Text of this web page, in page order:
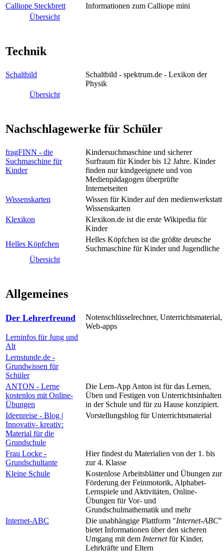
Calliope Steckbrett
Informationen zum Calliope mini
Übersicht
Technik
Schaltbild
Schaltbild - spektrum.de - Lexikon der
Physik
Übersicht
Nachschlagewerke für Schüler
fragFINN - die
Suchmaschine für
Kinder
Kindersuchmaschine und sicherer
Surfraum für Kinder bis 12 Jahre. Kinder
finden nur kindgeeignete und von
Medienpädagogen überprüfte
Internetseiten
Wissenskarten
Wissen für Kinder auf den medienwerkstatt
Wissenskarten
Klexikon
Klexikon.de ist die erste Wikipedia für
Kinder
Helles Köpfchen
Helles Köpfchen ist die größte deutsche
Suchmaschine für Kinder und Jugendliche
Übersicht
Allgemeines
Der Lehrerfreund
Notenschlüsselrechner, Unterrichtsmaterial,
Web-apps
Lerninfos für Jung und
Alt
Lernstunde.de -
Grundwissen für
Schüler
ANTON - Lerne
kostenlos mit Online-
Übungen
Die Lern-App Anton ist für das Lernen,
Üben und Festigen von Unterrichtsinhalten
in der Schule und für zu Hause konzipiert.
Ideenreise - Blog |
Innovativ- kreativ:
Material für die
Grundschule
Vorstellungsblog für Unterrichtsmaterial
Frau Locke -
Grundschultante
Hier findest du Materialien von der 1. bis
zur 4. Klasse
Kleine Schule
Kostenlose Arbeitsblätter und Übungen zur
Förderung der Feinmotorik, Alphabet-
Lernspiele und Aktivitäten, Online-
Übungen für Vor- und
Grundschulmathematik und mehr
Internet-ABC
Die unabhängige Plattform "Internet-ABC"
bietet Informationen über den sicheren
Umgang mit dem Internetfür Kinder,
Lehrkräfte und Eltern